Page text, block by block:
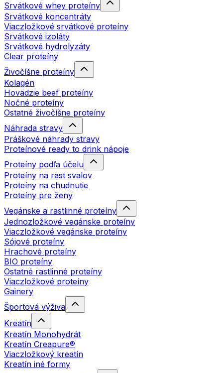
Srvátkové whey proteíny
Srvátkové koncentráty
Viaczložkové srvátkové proteíny
Srvátkové izoláty
Srvátkové hydrolyzáty
Clear proteíny
Živočíšne proteíny
Kolagén
Hovädzie beef proteíny
Nočné proteíny
Ostatné živočíšne proteíny
Náhrada stravy
Práškové náhrady stravy
Proteínové ready to drink nápoje
Proteíny podľa účelu
Proteíny na rast svalov
Proteíny na chudnutie
Proteíny pre ženy
Vegánske a rastlinné proteíny
Jednozložkové vegánske proteíny
Viaczložkové vegánske proteíny
Sójové proteíny
Hrachové proteíny
BIO proteíny
Ostatné rastlinné proteíny
Viaczložkové proteíny
Gainery
Športová výživa
Kreatín
Kreatín Monohydrát
Kreatín Creapure®
Viaczložkový kreatín
Kreatín iné formy